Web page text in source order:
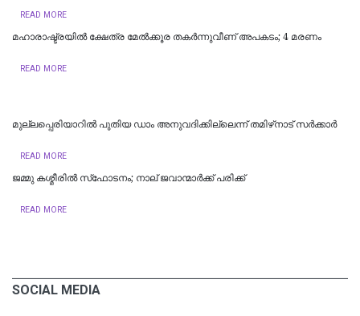
READ MORE
മഹാരാഷ്ട്രയിൽ ക്ഷേത്ര മേൽക്കൂര തകർന്നുവീണ് അപകടം; 4 മരണം
READ MORE
മുല്ലപ്പെരിയാറിൽ പുതിയ ഡാം അനുവദിക്കില്ലെന്ന് തമിഴ്‌നാട് സർക്കാർ
READ MORE
ജമ്മു കശ്മീരില്‍ സ്‌ഫോടനം; നാല് ജവാന്മാര്‍ക്ക് പരിക്ക്
READ MORE
SOCIAL MEDIA